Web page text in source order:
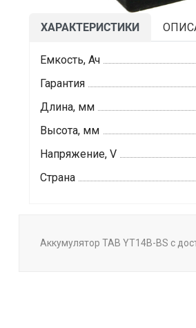
ХАРАКТЕРИСТИКИ
Емкость, Ач
Гарантия
Длина, мм
Высота, мм
Напряжение, V
Страна
Аккумулятор TAB YT14B-BS с